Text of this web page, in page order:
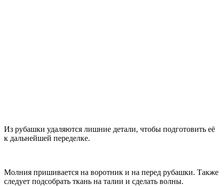
Из рубашки удаляются лишние детали, чтобы подготовить её
к дальнейшей переделке.
Молния пришивается на воротник и на перед рубашки. Также
следует подсобрать ткань на талии и сделать волны.